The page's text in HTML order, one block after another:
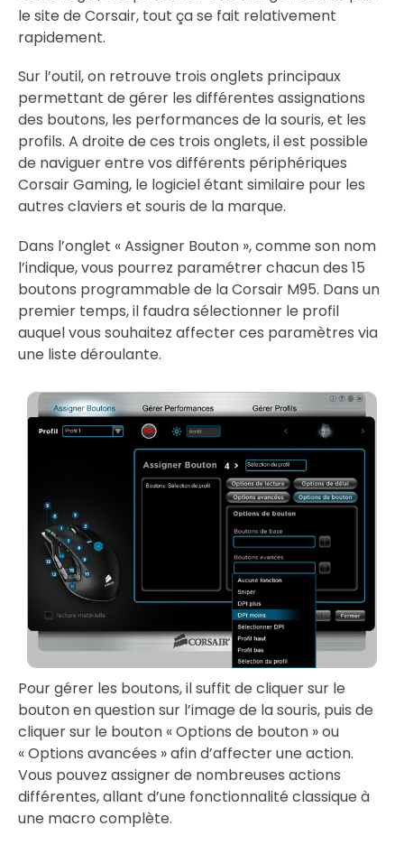
le site de Corsair, tout ça se fait relativement
rapidement.
Sur l’outil, on retrouve trois onglets principaux
permettant de gérer les différentes assignations
des boutons, les performances de la souris, et les
profils. A droite de ces trois onglets, il est possible
de naviguer entre vos différents périphériques
Corsair Gaming, le logiciel étant similaire pour les
autres claviers et souris de la marque.
Dans l’onglet « Assigner Bouton », comme son nom
l’indique, vous pourrez paramétrer chacun des 15
boutons programmable de la Corsair M95. Dans un
premier temps, il faudra sélectionner le profil
auquel vous souhaitez affecter ces paramètres via
une liste déroulante.
Pour gérer les boutons, il suffit de cliquer sur le
bouton en question sur l’image de la souris, puis de
cliquer sur le bouton « Options de bouton » ou
« Options avancées » afin d’affecter une action.
Vous pouvez assigner de nombreuses actions
différentes, allant d’une fonctionnalité classique à
une macro complète.